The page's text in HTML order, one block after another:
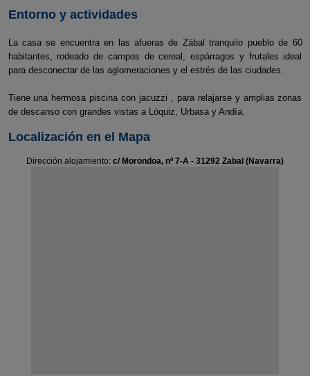
Entorno y actividades
La casa se encuentra en las afueras de Zábal tranquilo pueblo de 60
habitantes, rodeado de campos de cereal, espárragos y frutales ideal
para desconectar de las aglomeraciones y el estrés de las ciudades.
Tiene una hermosa piscina con jacuzzi , para relajarse y amplias zonas
de descanso con grandes vistas a Lóquiz, Urbasa y Andía.
Localización en el Mapa
Dirección alojamiento: c/ Morondoa, nº 7-A - 31292 Zabal (Navarra)